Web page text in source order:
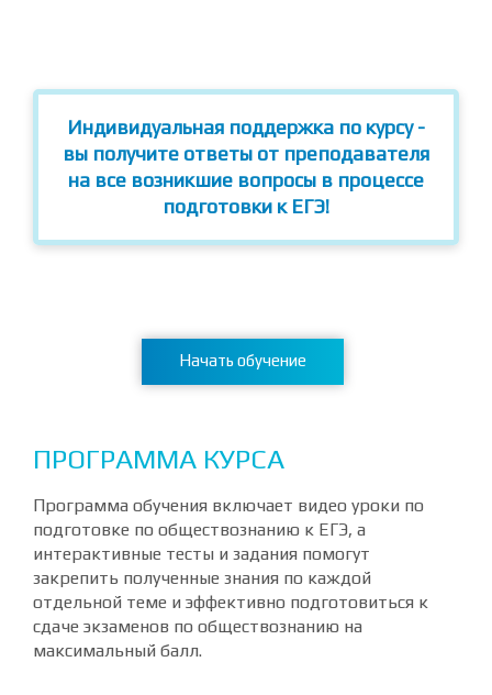
Индивидуальная поддержка по курсу -
вы получите ответы от преподавателя
на все возникшие вопросы в процессе
подготовки к ЕГЭ!
Начать обучение
ПРОГРАММА КУРСА
Программа обучения включает видео уроки по
подготовке по обществознанию к ЕГЭ, а
интерактивные тесты и задания помогут
закрепить полученные знания по каждой
отдельной теме и эффективно подготовиться к
сдаче экзаменов по обществознанию на
максимальный балл.